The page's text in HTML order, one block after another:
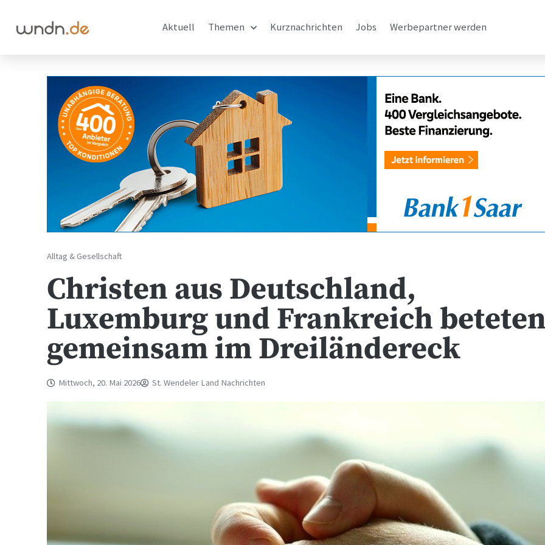
Aktuell Themen Kurznachrichten Jobs Werbepartner werden
Alltag & Gesellschaft
Christen aus Deutschland,
Luxemburg und Frankreich
gemeinsam im Dreiländereck
Mittwoch, 20. Mai 2026 St. Wendeler Land Nachrichten